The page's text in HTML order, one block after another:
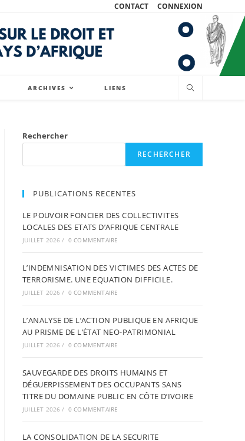
CONTACT CONNEXION
ARCHIVES LIENS
Rechercher
RECHERCHER
PUBLICATIONS RECENTES
LE POUVOIR FONCIER DES COLLECTIVITES
LOCALES DES ETATS D’AFRIQUE CENTRALE
JUILLET 2026 / 0 COMMENTAIRE
L’INDEMNISATION DES VICTIMES DES ACTES DE
TERRORISME. UNE EQUATION DIFFICILE.
JUILLET 2026 / 0 COMMENTAIRE
L’ANALYSE DE L’ACTION PUBLIQUE EN AFRIQUE
AU PRISME DE L’ÉTAT NEO-PATRIMONIAL
JUILLET 2026 / 0 COMMENTAIRE
SAUVEGARDE DES DROITS HUMAINS ET
DÉGUERPISSEMENT DES OCCUPANTS SANS
TITRE DU DOMAINE PUBLIC EN CÔTE D’IVOIRE
JUILLET 2026 / 0 COMMENTAIRE
LA CONSOLIDATION DE LA SECURITE